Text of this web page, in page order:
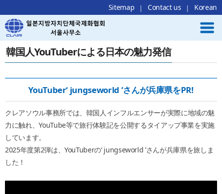
Local Navigation 바로가기
Contents 바로가기
Footer 바로가기
Sitemap Contact us Korean
韓国人YouTuberによる日本の魅力発信
YouTuber‘ jungseworld ’さんが兵庫県をPR!
クレアソウル事務所では、韓国人インフルエンサーが実際に地域の魅
力に触れ、YouTube等で旅行体験記を公開するタイアップ事業を実施
しています。
2025年度第2弾は、YouTuberの‘ jungseworld ’さんが兵庫県を旅しま
した！